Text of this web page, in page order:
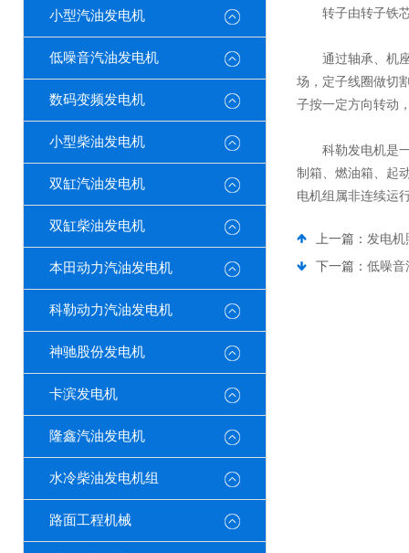
小型汽油发电机
低噪音汽油发电机
数码变频发电机
小型柴油发电机
双缸汽油发电机
双缸柴油发电机
本田动力汽油发电机
科勒动力汽油发电机
神驰股份发电机
卡滨发电机
隆鑫汽油发电机
水冷柴油发电机组
路面工程机械
转子由转子铁芯
通过轴承、机座
场，定子线圈做切
子按一定方向转动
科勒发电机是一
制箱、燃油箱、起
电机组属非连续运
上一篇： 发电机
下一篇： 低噪音